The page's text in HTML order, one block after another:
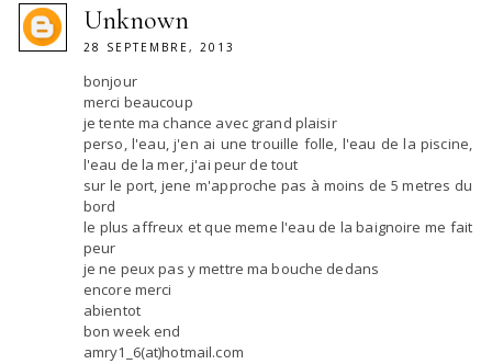
Unknown
28 SEPTEMBRE, 2013
bonjour
merci beaucoup
je tente ma chance avec grand plaisir
perso, l'eau, j'en ai une trouille folle, l'eau de la piscine,
l'eau de la mer, j'ai peur de tout
sur le port, jene m'approche pas à moins de 5 metres du
bord
le plus affreux et que meme l'eau de la baignoire me fait
peur
je ne peux pas y mettre ma bouche dedans
encore merci
abientot
bon week end
amry1_6(at)hotmail.com